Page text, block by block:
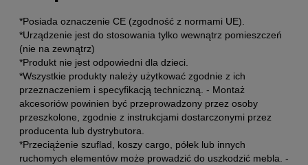
*Posiada oznaczenie CE (zgodność z normami UE).
*Urządzenie jest do stosowania tylko wewnątrz pomieszczeń
(nie na zewnątrz)
*Produkt nie jest odpowiedni dla dzieci.
*Wszystkie produkty należy użytkować zgodnie z ich
przeznaczeniem i specyfikacją techniczną. - Montaż
akcesoriów powinien być przeprowadzony przez osoby
przeszkolone, zgodnie z instrukcjami dostarczonymi przez
producenta lub dystrybutora.
*Przeciążenie szuflad, koszy cargo, półek lub innych
ruchomych elementów może prowadzić do uszkodzić mebla. -